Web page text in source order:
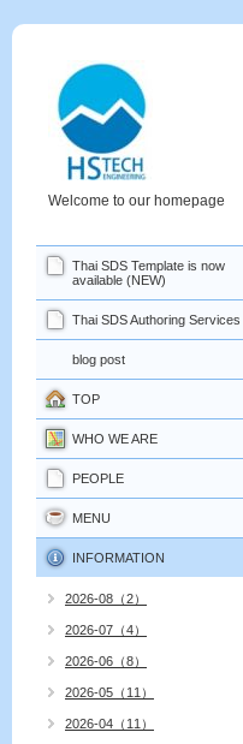
Welcome to our homepage
Thai SDS Template is now
available (NEW)
Thai SDS Authoring Services
blog post
TOP
WHO WE ARE
PEOPLE
MENU
INFORMATION
2026-08（2）
2026-07（4）
2026-06（8）
2026-05（11）
2026-04（11）